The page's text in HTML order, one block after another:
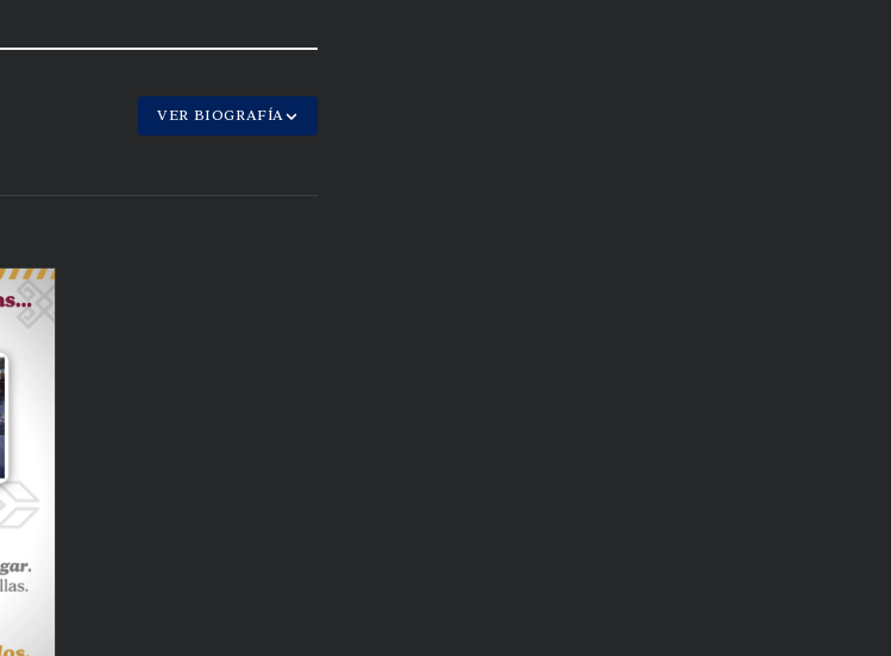
VER BIOGRAFÍA